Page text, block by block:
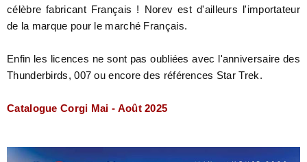
célèbre fabricant Français ! Norev est d'ailleurs l'importateur
de la marque pour le marché Français.
Enfin les licences ne sont pas oubliées avec l'anniversaire des
Thunderbirds, 007 ou encore des références Star Trek.
Catalogue Corgi Mai - Août2025